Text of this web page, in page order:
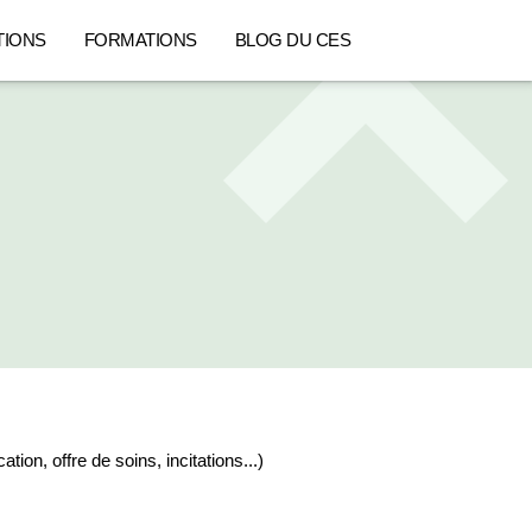
FORMATIONS BLOG DU CES
offre de soins, incitations...)